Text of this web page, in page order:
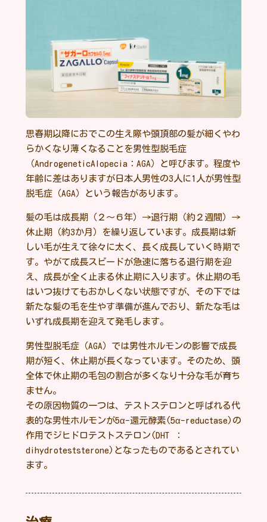
思春期以降におでこの生え際や頭頂部の髪が細くやわ
らかくなり薄くなることを男性型脱毛症
（AndrogeneticAlopecia：AGA）と呼びます。程度や
年齢に差はありますが日本人男性の3人に1人が男性型
脱毛症（AGA）という報告があります。
髪の毛は成長期（２～６年）→退行期（約２週間）→
休止期（約3か月）を繰り返しています。成長期は新
しい毛が生えて徐々に太く、長く成長していく時期で
す。やがて成長スピードが急速に落ちる退行期を迎
え、成長が全く止まる休止期に入ります。休止期の毛
はいつ抜けてもおかしくない状態ですが、その下では
新たな髪の毛を生やす準備が進んでおり、新たな毛は
いずれ成長期を迎えて発毛します。
男性型脱毛症（AGA）では男性ホルモンの影響で成長
期が短く、休止期が長くなっています。そのため、頭
全体で休止期の毛包の割合が多くなり十分な毛が育ち
ません。
その原因物質の一つは、テストステロンと呼ばれる代
表的な男性ホルモンが5α-還元酵素(5α-reductase)の
作用でジヒドロテストステロン(DHT ：
dihydroteststerone)となったものであるとされてい
ます。